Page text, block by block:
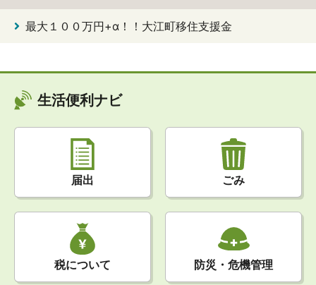
最大１００万円+α！！大江町移住支援金
生活便利ナビ
届出 ごみ
税について 防災・危機管理